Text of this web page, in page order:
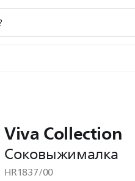
Viva Collection
Соковыжималка
HR1837/00